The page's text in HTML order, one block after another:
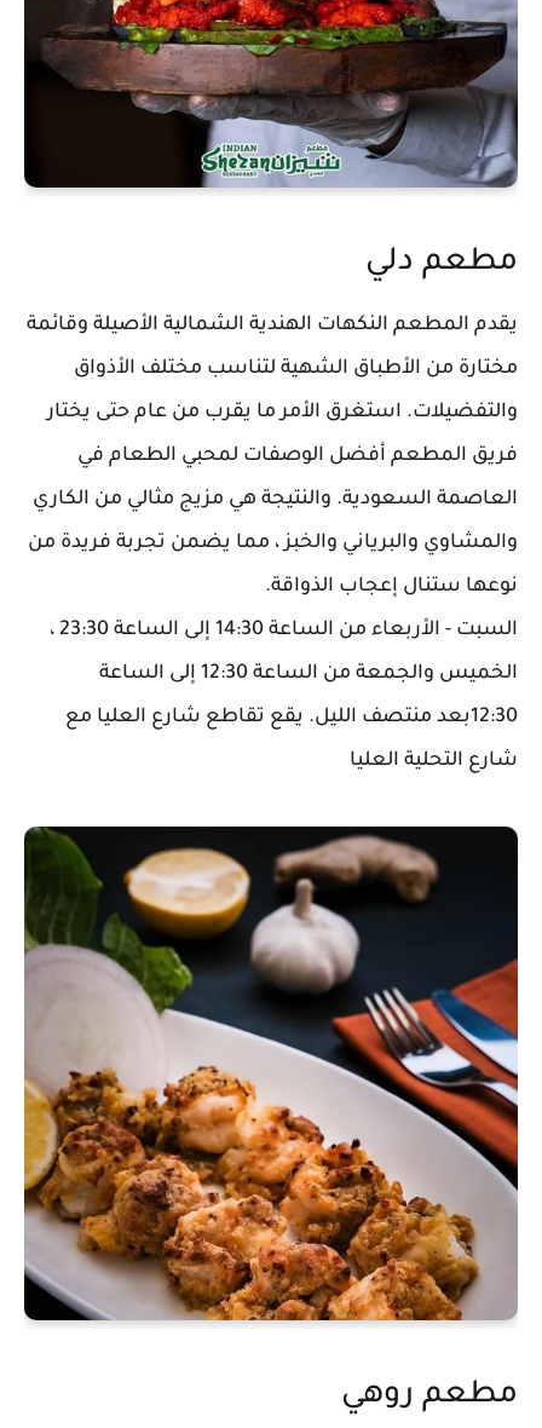
مطعم دلي
يقدم المطعم النكهات الهندية الشمالية الأصيلة وقائمة
مختارة من الأطباق الشهية لتناسب مختلف الأذواق
والتفضيلات. استغرق الأمر ما يقرب من عام حتى يختار
فريق المطعم أفضل الوصفات لمحبي الطعام في
العاصمة السعودية. والنتيجة هي مزيج مثالي من الكاري
والمشاوي والبرياني والخبز ، مما يضمن تجربة فريدة من
نوعها ستنال إعجاب الذواقة.
السبت - الأربعاء من الساعة 14:30 إلى الساعة 23:30 ،
الخميس والجمعة من الساعة 12:30 إلى الساعة
12:30بعد منتصف الليل. يقع تقاطع شارع العليا مع
شارع التحلية العليا
مطعم روهي